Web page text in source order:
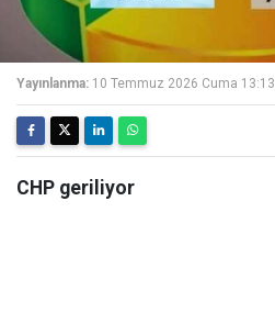
Yayınlanma: 10 Temmuz 2026 Cuma 13:13
CHP geriliyor